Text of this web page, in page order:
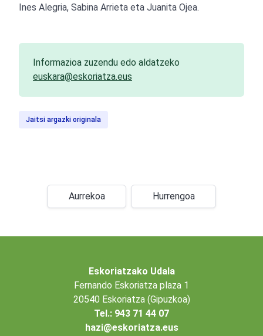
Ines Alegria, Sabina Arrieta eta Juanita Ojea.
Informazioa zuzendu edo aldatzeko
euskara@eskoriatza.eus
Jaitsi argazki originala
Aurrekoa Hurrengoa
Eskoriatzako Udala
Fernando Eskoriatza plaza 1
20540 Eskoriatza (Gipuzkoa)
Tel.: 943 71 44 07
hazi@eskoriatza.eus